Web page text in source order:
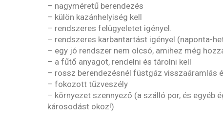
– nagyméretű berendezés
– külön kazánhelyiség kell
– rendszeres felügyeletet igényel.
– rendszeres karbantartást igényel (naponta-
– egy jó rendszer nem olcsó, amihez még
– a fűtő anyagot, rendelni és tárolni kell
– rossz berendezésnél füstgáz visszaáramlás
– fokozott tűzveszély
– környezet szennyező (a szálló por, és egyéb
károsodást okoz!)